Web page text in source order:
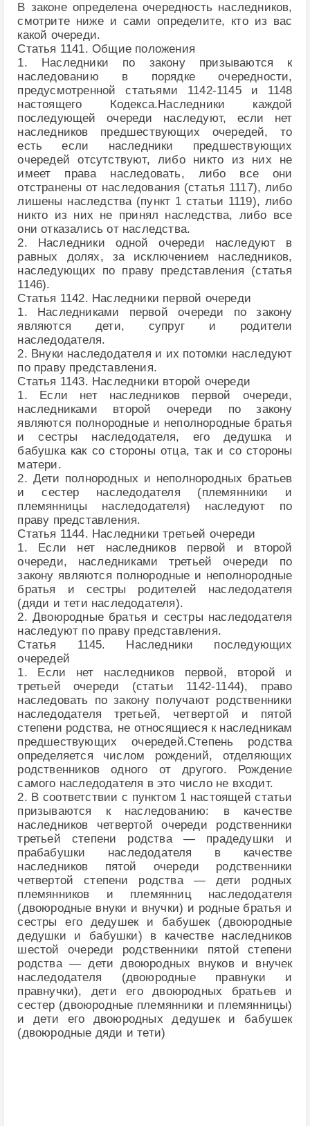
В законе определена очередность наследников,
смотрите ниже и сами определите, кто из вас
какой очереди.
Статья 1141. Общие положения
1. Наследники по закону призываются к
наследованию в порядке очередности,
предусмотренной статьями 1142-1145 и 1148
настоящего Кодекса.Наследники каждой
последующей очереди наследуют, если нет
наследников предшествующих очередей, то
есть если наследники предшествующих
очередей отсутствуют, либо никто из них не
имеет права наследовать, либо все они
отстранены от наследования (статья 1117), либо
лишены наследства (пункт 1 статьи 1119), либо
никто из них не принял наследства, либо все
они отказались от наследства.
2. Наследники одной очереди наследуют в
равных долях, за исключением наследников,
наследующих по праву представления (статья
1146).
Статья 1142. Наследники первой очереди
1. Наследниками первой очереди по закону
являются дети, супруг и родители
наследодателя.
2. Внуки наследодателя и их потомки наследуют
по праву представления.
Статья 1143. Наследники второй очереди
1. Если нет наследников первой очереди,
наследниками второй очереди по закону
являются полнородные и неполнородные братья
и сестры наследодателя, его дедушка и
бабушка как со стороны отца, так и со стороны
матери.
2. Дети полнородных и неполнородных братьев
и сестер наследодателя (племянники и
племянницы наследодателя) наследуют по
праву представления.
Статья 1144. Наследники третьей очереди
1. Если нет наследников первой и второй
очереди, наследниками третьей очереди по
закону являются полнородные и неполнородные
братья и сестры родителей наследодателя
(дяди и тети наследодателя).
2. Двоюродные братья и сестры наследодателя
наследуют по праву представления.
Статья 1145. Наследники последующих
очередей
1. Если нет наследников первой, второй и
третьей очереди (статьи 1142-1144), право
наследовать по закону получают родственники
наследодателя третьей, четвертой и пятой
степени родства, не относящиеся к наследникам
предшествующих очередей.Степень родства
определяется числом рождений, отделяющих
родственников одного от другого. Рождение
самого наследодателя в это число не входит.
2. В соответствии с пунктом 1 настоящей статьи
призываются к наследованию: в качестве
наследников четвертой очереди родственники
третьей степени родства — прадедушки и
прабабушки наследодателя в качестве
наследников пятой очереди родственники
четвертой степени родства — дети родных
племянников и племянниц наследодателя
(двоюродные внуки и внучки) и родные братья и
сестры его дедушек и бабушек (двоюродные
дедушки и бабушки) в качестве наследников
шестой очереди родственники пятой степени
родства — дети двоюродных внуков и внучек
наследодателя (двоюродные правнуки и
правнучки), дети его двоюродных братьев и
сестер (двоюродные племянники и племянницы)
и дети его двоюродных дедушек и бабушек
(двоюродные дяди и тети)